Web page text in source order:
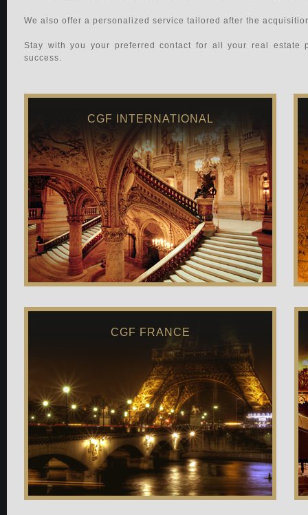
We also offer a personalized service tailored after the
Stay with you your preferred contact for all your real
success.
CGF INTERNATIONAL
CGF FRANCE